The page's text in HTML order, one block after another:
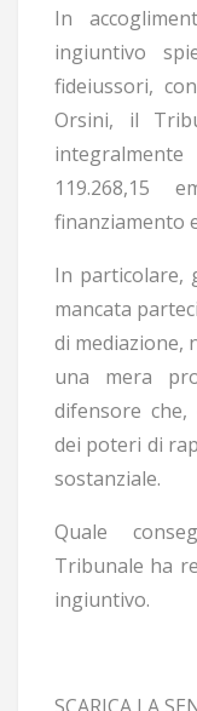
In
ingiuntivo
fideiussori,
Orsini, il
119.268,15
finanziamento
In particolare,
mancata
di mediazione,
una mera
difensore
dei poteri di
sostanziale.
Quale
Tribunale ha
ingiuntivo.